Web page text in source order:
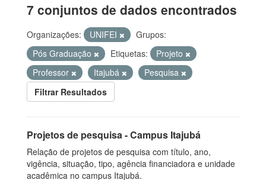
7 conjuntos de dados encontrados
Organizações: UNIFEI
Grupos:
Pós Graduação
Etiquetas:
Projeto
Professor
Itajubá
Pesquisa
Filtrar Resultados
Projetos de pesquisa - Campus Itajubá
Relação de projetos de pesquisa com título, ano,
vigência, situação, tipo, agência financiadora e unidade
acadêmica no campus Itajubá.